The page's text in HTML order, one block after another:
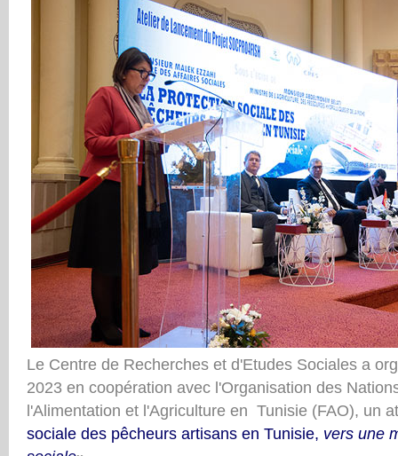
Le Centre de Recherches et d'Etudes Sociales a
2023 en coopération avec l'Organisation des
l'Alimentation et l'Agriculture en Tunisie (FAO), un
sociale des pêcheurs artisans en Tunisie, vers une